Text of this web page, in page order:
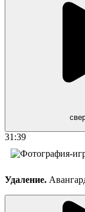
31:39
Удаление.